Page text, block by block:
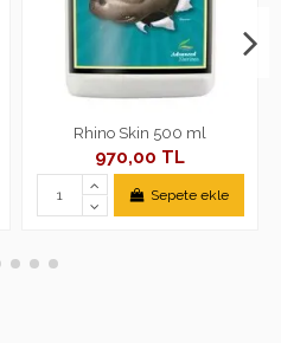
Rhino Skin 500 ml
970,00 TL
Sepete ekle